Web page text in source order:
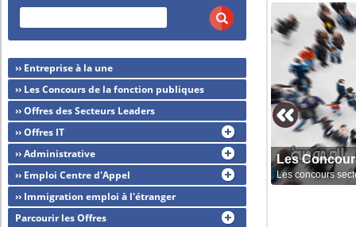
Les
Les concours
›› Entreprise à la une
›› Les Concours de la fonction publiques
›› Offres des Secteurs Leaders
›› Offres IT
›› Administrative
›› Emploi Centre d'Appel
›› Immigration emploi à l'étranger
Parcourir les Offres